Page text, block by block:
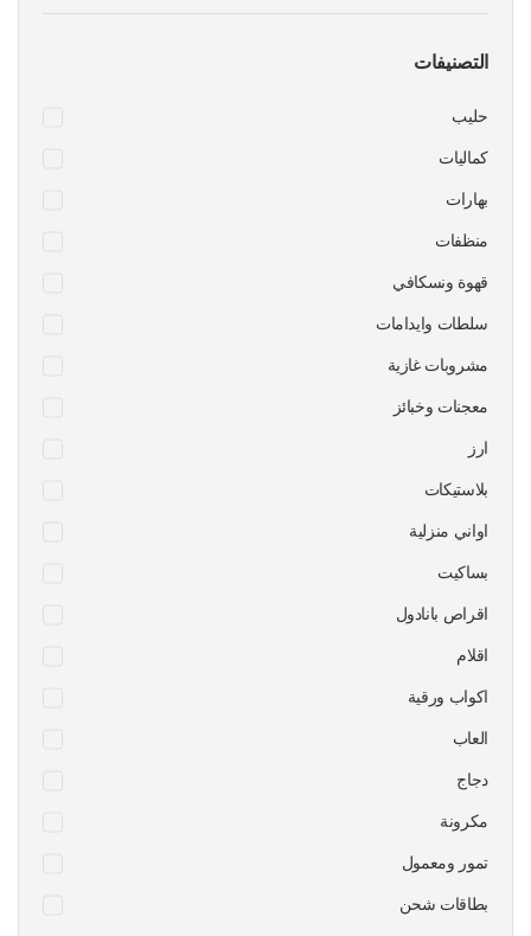
التصنيفات
حليب
كماليات
بهارات
منظفات
قهوة ونسكافي
سلطات وايدامات
مشروبات غازية
معجنات وخبائز
ارز
بلاستيكات
اواني منزلية
بساكيت
اقراص بانادول
اقلام
اكواب ورقية
العاب
دجاج
مكرونة
تمور ومعمول
بطاقات شحن